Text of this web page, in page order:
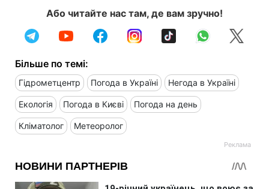
Або читайте нас там, де вам зручно!
Більше по темі:
Гідрометцентр Погода в Україні Негода в Україні
Екологія Погода в Києві Погода на день
Кліматолог Метеоролог